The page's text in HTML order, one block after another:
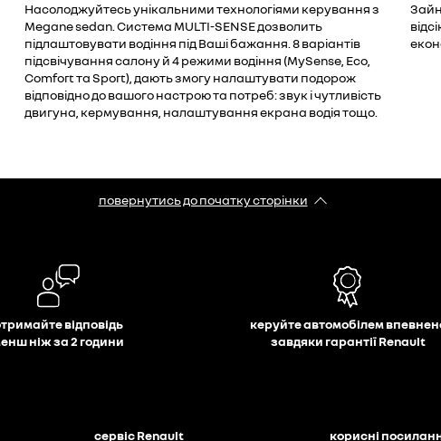
Насолоджуйтесь унікальними технологіями керування з
Megane sedan. Система MULTI-SENSE дозволить
підлаштовувати водіння під Ваші бажання. 8 варіантів
підсвічування салону й 4 режими водіння (MySense, Eco,
Comfort та Sport), дають змогу налаштувати подорож
відповідно до вашого настрою та потреб: звук і чутливість
двигуна, кермування, налаштування екрана водія тощо.
повернутись до початку сторінки
відповідь
ніж за 2 години
керуйте автомобілем
завдяки гарантії Renault
сервіс Renault корисні